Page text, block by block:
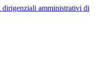
amministrativi di